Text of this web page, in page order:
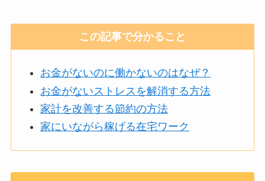
この記事で分かること
お金がないのに働かないのはなぜ？
お金がないストレスを解消する方法
家計を改善する節約の方法
家にいながら稼げる在宅ワーク